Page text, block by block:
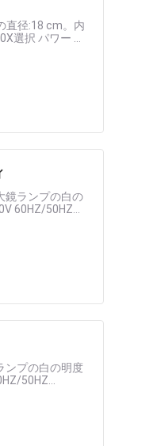
直径:18 cm。内
選択 パワー プ
鏡ランプの白の
60HZ/50HZ
ンプの白の明度
50HZ